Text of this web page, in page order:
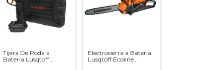
Tijera De Poda a
Bateria Lusqtoff
Electrosierra a Bateria
Lusqtoff Ecoline